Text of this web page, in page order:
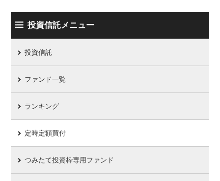
投資信託メニュー
投資信託
ファンド一覧
ランキング
定時定額買付
つみたて投資枠専用ファンド